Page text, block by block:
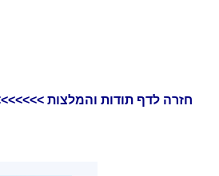
חזרה לדף תודות והמלצות